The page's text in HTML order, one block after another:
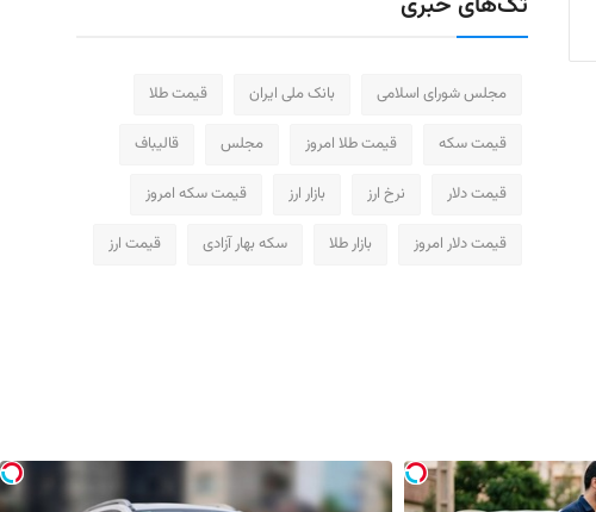
مجلس شورای اسلامی بانک ملی ایران قیمت طلا
قیمت سکه قیمت طلا امروز مجلس قالیباف
قیمت دلار نرخ ارز بازار ارز قیمت سکه امروز
قیمت دلار امروز بازار طلا سکه بهار آزادی قیمت ارز